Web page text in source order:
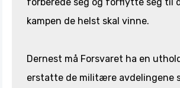
forberede seg og forflytte seg til
kampen de helst skal vinne.
Dernest må Forsvaret ha en
erstatte de militære avdelingene